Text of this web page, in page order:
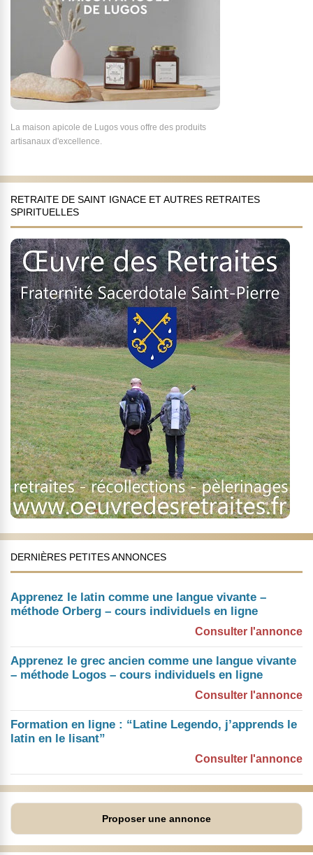
La maison apicole de Lugos vous offre des produits
artisanaux d'excellence.
RETRAITE DE SAINT IGNACE ET AUTRES RETRAITES
SPIRITUELLES
DERNIÈRES PETITES ANNONCES
Apprenez le latin comme une langue vivante –
méthode Orberg – cours individuels en ligne
Consulter l'annonce
Apprenez le grec ancien comme une langue vivante
– méthode Logos – cours individuels en ligne
Consulter l'annonce
Formation en ligne : “Latine Legendo, j’apprends le
latin en le lisant”
Consulter l'annonce
Proposer une annonce